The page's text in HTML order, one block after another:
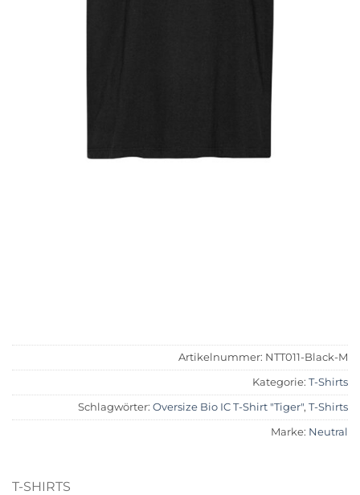
Artikelnummer: NTT011-Black-M
Kategorie: T-Shirts
Schlagwörter: Oversize Bio IC T-Shirt "Tiger", T-Shirts
Marke: Neutral
T-SHIRTS